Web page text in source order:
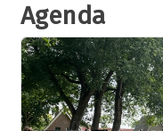
Agenda